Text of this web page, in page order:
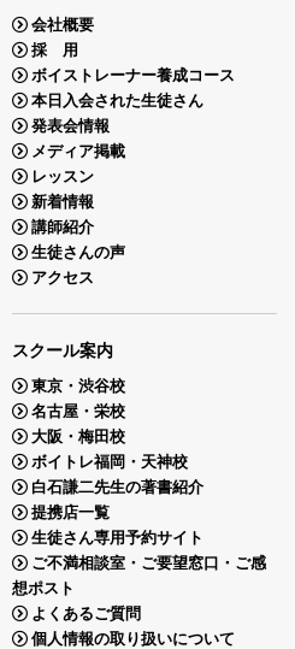
会社概要
採 用
ボイストレーナー養成コース
本日入会された生徒さん
発表会情報
メディア掲載
レッスン
新着情報
講師紹介
生徒さんの声
アクセス
スクール案内
東京・渋谷校
名古屋・栄校
大阪・梅田校
ボイトレ福岡・天神校
白石謙二先生の著書紹介
提携店一覧
生徒さん専用予約サイト
ご不満相談室・ご要望窓口・ご感
想ポスト
よくあるご質問
個人情報の取り扱いについて